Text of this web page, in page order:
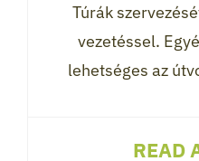
Túrák
vezetéssel.
lehetséges az
READ